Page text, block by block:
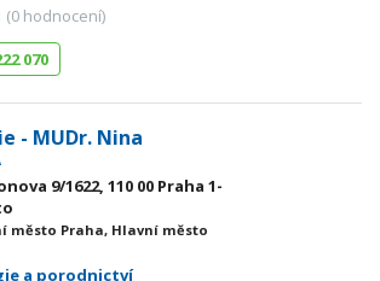
(0 hodnocení)
070
- MUDr. Nina
9/1622, 110 00 Praha 1-
město Praha, Hlavní město
a porodnictví